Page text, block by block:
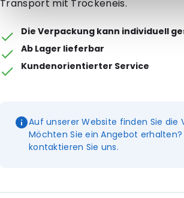
Transport mit Trockeneis.
Die Verpackung kann individuell
Ab Lager lieferbar
Kundenorientierter Service
Auf unserer Website finden Sie die
Möchten Sie ein Angebot
kontaktieren Sie uns.